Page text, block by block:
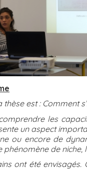
thèse est : Comment
les
un aspect
ou encore de
phénomène de
ont été